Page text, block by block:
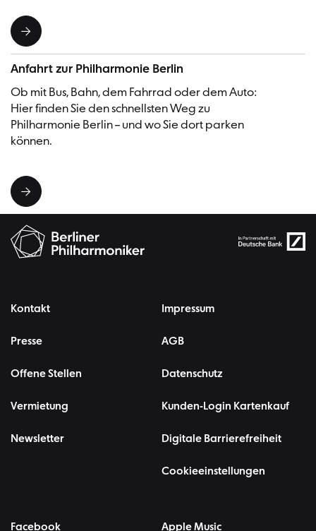
Anfahrt zur Philharmonie Berlin
Ob mit Bus, Bahn, dem Fahrrad oder dem Auto:
Hier finden Sie den schnellsten Weg zu
Philharmonie Berlin – und wo Sie dort parken
können.
Kontakt
Presse
Offene Stellen
Vermietung
Newsletter
Impressum
AGB
Datenschutz
Kunden-Login Kartenkauf
Digitale Barrierefreiheit
Cookieeinstellungen
Facebook Apple Music